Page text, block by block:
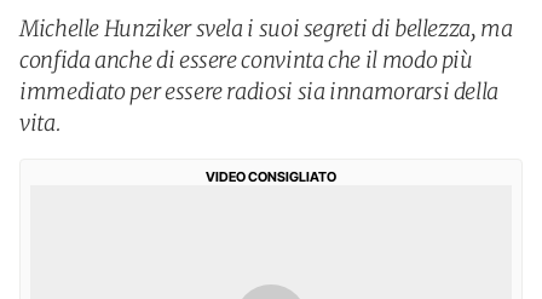
Michelle Hunziker svela i suoi segreti di bellezza, ma
confida anche di essere convinta che il modo più
immediato per essere radiosi sia innamorarsi della
vita.
VIDEO CONSIGLIATO